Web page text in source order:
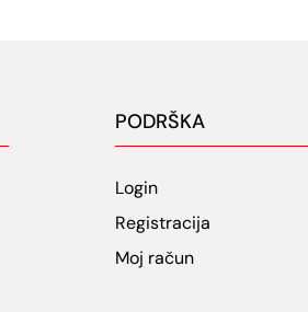
PODRŠKA
Login
Registracija
Moj račun